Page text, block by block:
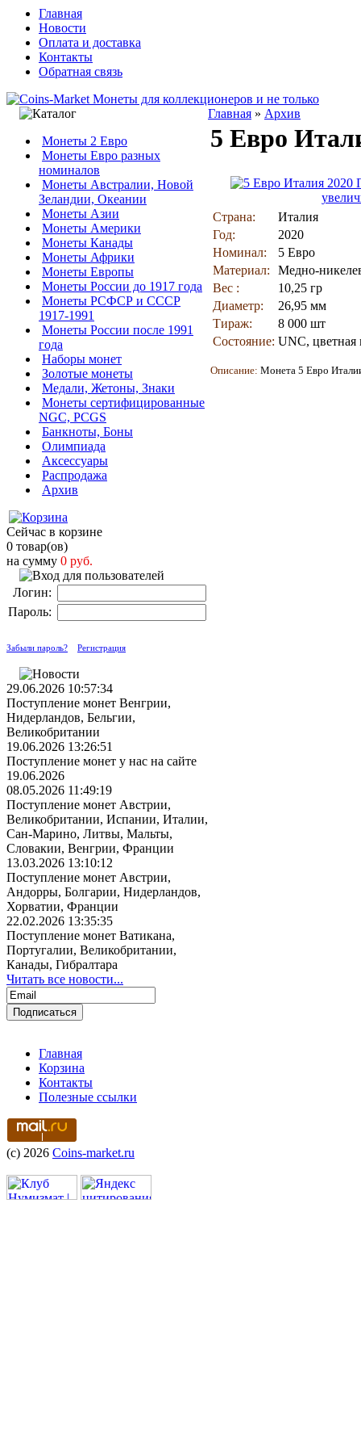
Главная
Новости
Оплата и доставка
Контакты
Обратная связь
Монеты 2 Евро
Монеты Евро разных
номиналов
Монеты Австралии, Новой
Зеландии, Океании
Монеты Азии
Монеты Америки
Монеты Канады
Монеты Африки
Монеты Европы
Монеты России до 1917 года
Монеты РСФСР и СССР
1917-1991
Монеты России после 1991
года
Наборы монет
Золотые монеты
Медали, Жетоны, Знаки
Монеты сертифицированные
NGC, PCGS
Банкноты, Боны
Олимпиада
Аксессуары
Распродажа
Архив
Сейчас в корзине
0 товар(ов)
на сумму 0 руб.
Логин:
Пароль:
Забыли пароль? Регистрация
29.06.2026 10:57:34
Поступление монет Венгрии,
Нидерландов, Бельгии,
Великобритании
19.06.2026 13:26:51
Поступление монет у нас на сайте
19.06.2026
08.05.2026 11:49:19
Поступление монет Австрии,
Великобритании, Испании, Италии,
Сан-Марино, Литвы, Мальты,
Словакии, Венгрии, Франции
13.03.2026 13:10:12
Поступление монет Австрии,
Андорры, Болгарии, Нидерландов,
Хорватии, Франции
22.02.2026 13:35:35
Поступление монет Ватикана,
Португалии, Великобритании,
Канады, Гибралтара
Читать все новости...
Главная » Архив
5 Евро
Страна:
Италия
Год:
2020
Номинал:
5 Евро
Материал:
Медно-
Вес :
10,25 гр
Диаметр:
26,95 мм
Тираж:
8 000 шт
Состояние: UNC, цветная
Описание: Монета 5 Евро
Главная
Корзина
Контакты
Полезные ссылки
(c) 2026 Coins-market.ru